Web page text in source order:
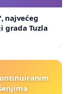
najvećeg
grada Tuzla